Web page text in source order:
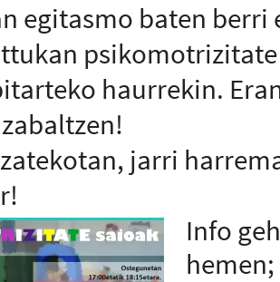
egitasmo baten berri
haurrekin.
jarri
Info
hemen;